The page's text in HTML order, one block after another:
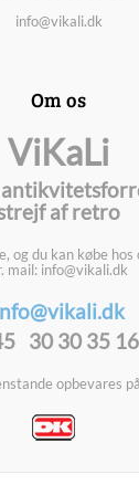
info@vikali.dk
Om os
ViKaLi
af retro
og du kan købe
mail: info@vikali.dk
30 30 35 16
opbevares